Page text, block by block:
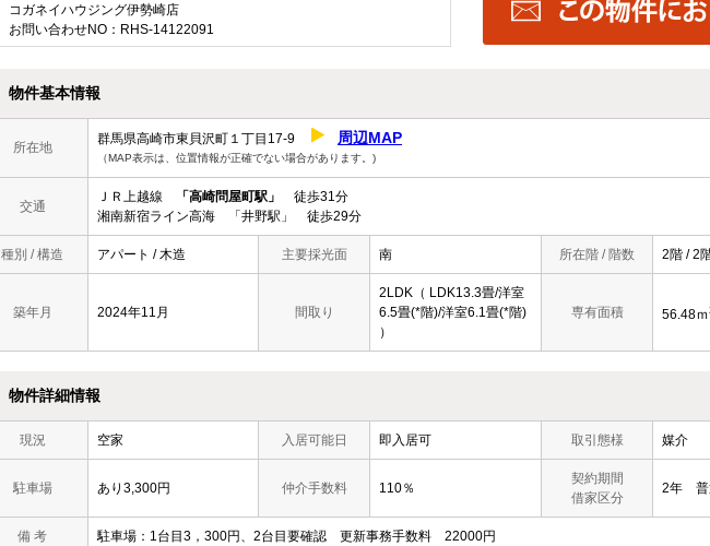
コガネイハウジング伊勢崎店
お問い合わせNO：RHS-14122091
物件基本情報
所在地
群馬県高崎市東貝沢町１丁目17-9 周辺MAP
（MAP表示は、位置情報が正確でない場合があります。)
交通
ＪＲ上越線 「高崎問屋町駅」
徒歩31分
湘南新宿ライン高海 「井野駅」 徒歩29分
種別 / 構造 アパート / 木造 主要採光面 南 所在階 / 階数 2階 / 2
築年月 2024年11月 間取り
2LDK（ LDK13.3畳/洋室
6.5畳(*階)/洋室6.1畳(*階)
）
専有面積 56.48ｍ
物件詳細情報
現況 空家 入居可能日 即入居可 取引態様 媒介
駐車場 あり3,300円 仲介手数料 110％
契約期間
借家区分
2年 普
備 考 駐車場：1台目3，300円、2台目要確認 更新事務手数料 22000円